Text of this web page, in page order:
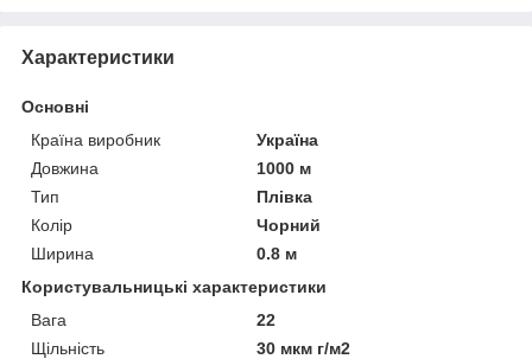
Характеристики
Основні
Країна виробник
Україна
Довжина
1000 м
Тип
Плівка
Колір
Чорний
Ширина
0.8 м
Користувальницькі характеристики
Вага
22
Щільність
30 мкм г/м2